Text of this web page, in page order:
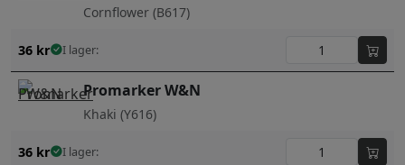
Cornflower (B617)
36 kr I lager:
Promarker W&N
Khaki (Y616)
36 kr I lager: